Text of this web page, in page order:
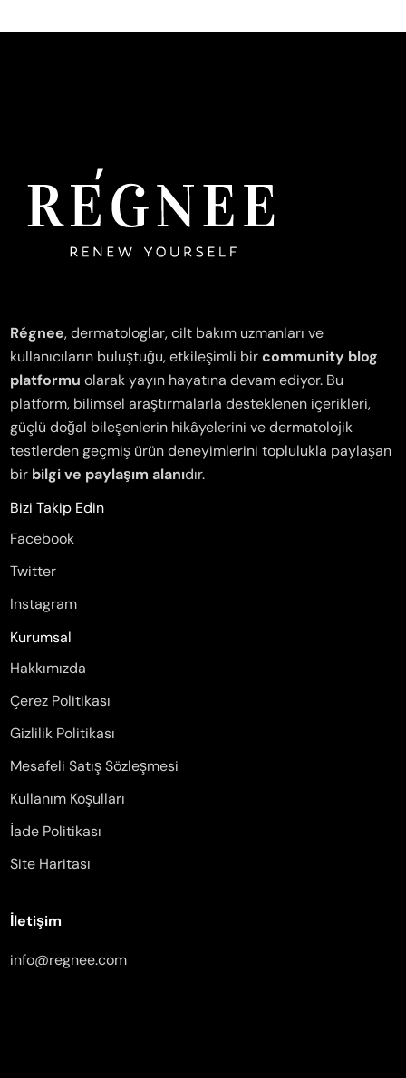
Régnee, dermatologlar, cilt bakım uzmanları ve
kullanıcıların buluştuğu, etkileşimli bircommunity blog
platformu olarak yayın hayatına devam ediyor. Bu
platform, bilimsel araştırmalarla desteklenen içerikleri,
güçlü doğal bileşenlerin hikâyelerini ve dermatolojik
testlerden geçmiş ürün deneyimlerini toplulukla paylaşan
bir bilgi ve paylaşım alanıdır.
Bizi Takip Edin
Facebook
Twitter
Instagram
Kurumsal
Hakkımızda
Çerez Politikası
Gizlilik Politikası
Mesafeli Satış Sözleşmesi
Kullanım Koşulları
İade Politikası
Site Haritası
İletişim
info@regnee.com